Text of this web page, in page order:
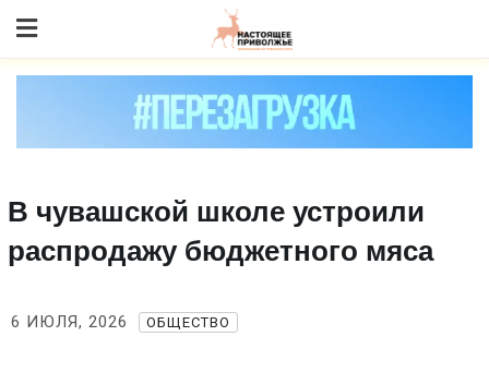
to content
В чувашской школе устроили
распродажу бюджетного мяса
6 ИЮЛЯ, 2026 ОБЩЕСТВО